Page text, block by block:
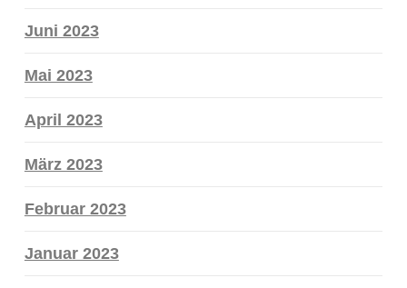
Juni 2023
Mai 2023
April 2023
März 2023
Februar 2023
Januar 2023